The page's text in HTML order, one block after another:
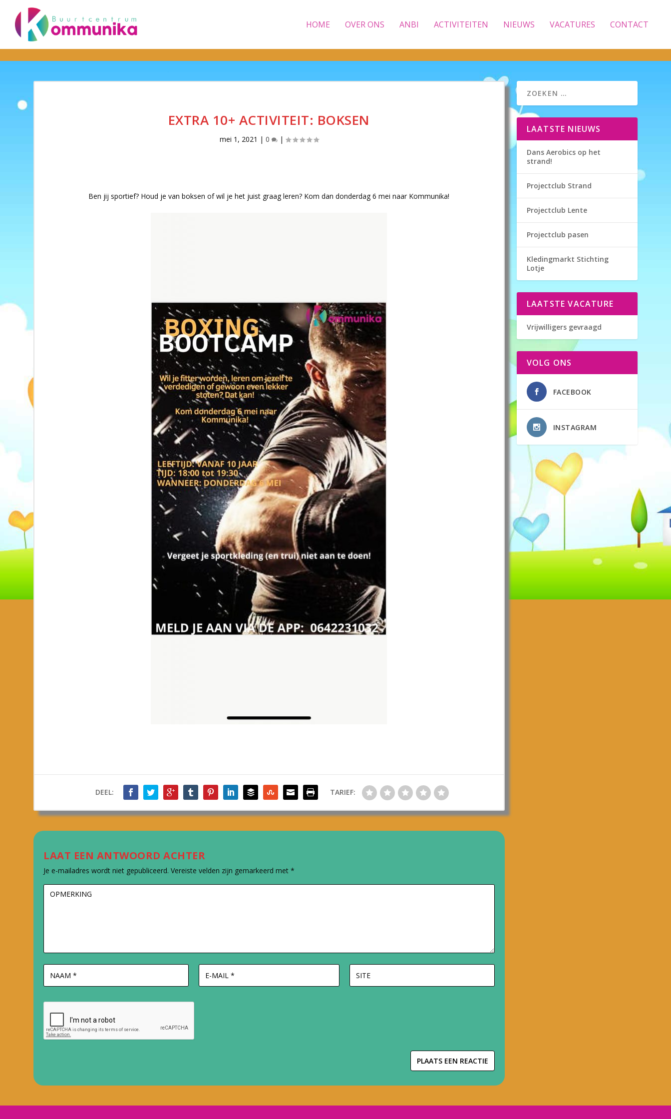
HOME OVER ONS ANBI ACTIVITEITEN NIEUWS VACATURES CONTACT
EXTRA 10+ ACTIVITEIT: BOKSEN
mei 1, 2021 | 0 |
Ben jij sportief? Houd je van boksen of wil je het juist graag leren? Kom dan donderdag 6 mei naar Kommunika!
DEEL: TARIEF:
LAAT EEN ANTWOORD ACHTER
Je e-mailadres wordt niet gepubliceerd. Vereiste velden zijn gemarkeerd met*
LAATSTE NIEUWS
Dans Aerobics op het
strand!
Projectclub Strand
Projectclub Lente
Projectclub pasen
Kledingmarkt Stichting
Lotje
LAATSTE VACATURE
Vrijwilligers gevraagd
VOLG ONS
FACEBOOK
INSTAGRAM